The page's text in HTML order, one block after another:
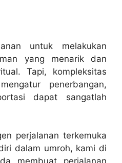
untuk melakukan
yang menarik dan
Tapi, kompleksitas
penerbangan,
dapat sangatlah
perjalanan terkemuka
dalam umroh, kami di